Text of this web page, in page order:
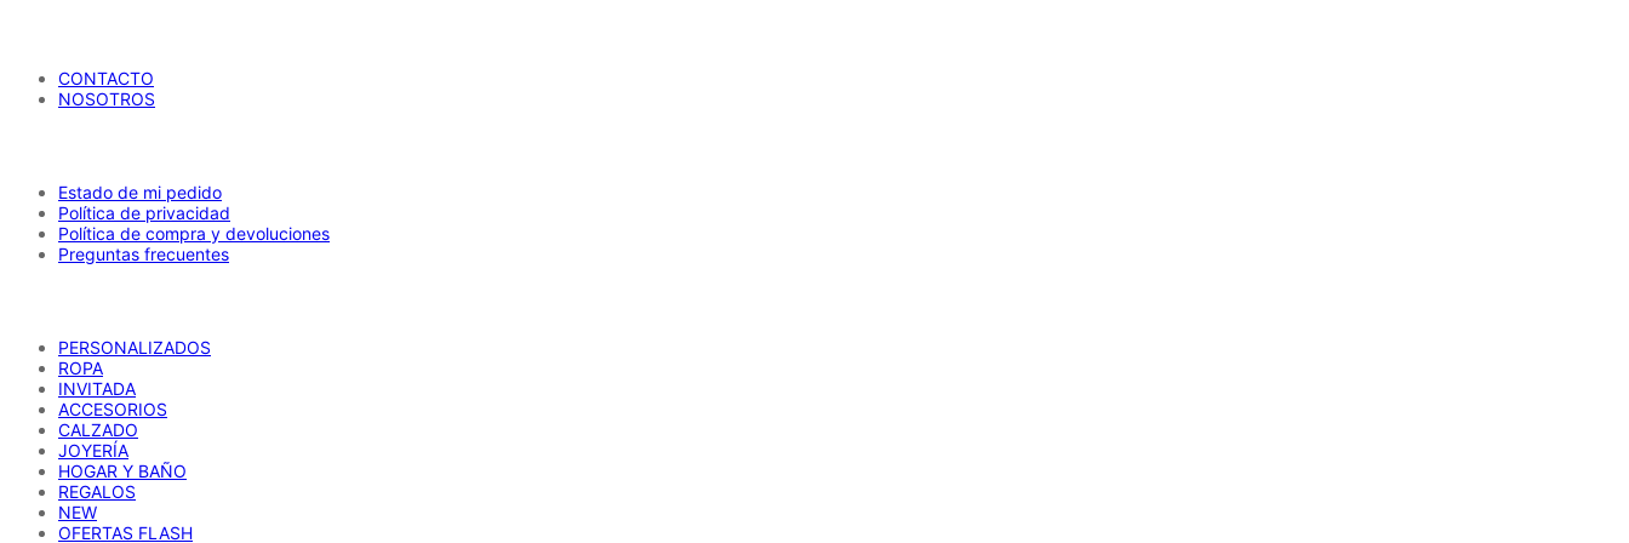
página
CONTACTO
NOSOTROS
Estado de mi pedido
Política de privacidad
Política de compra y devoluciones
Preguntas frecuentes
PERSONALIZADOS
ROPA
INVITADA
ACCESORIOS
CALZADO
JOYERÍA
HOGAR Y BAÑO
REGALOS
NEW
OFERTAS FLASH